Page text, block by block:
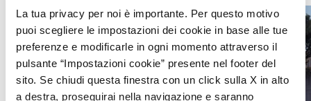
La tua privacy per noi è importante. Per questo motivo
puoi scegliere le impostazioni dei cookie in base alle tue
preferenze e modificarle in ogni momento attraverso il
pulsante “Impostazioni cookie” presente nel footer del
sito. Se chiudi questa finestra con un click sulla X in alto
a destra, proseguirai nella navigazione e saranno
favorite_border favorite_border